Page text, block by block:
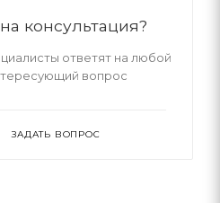
консультация?
ответят на любой
вопрос
ЗАДАТЬ ВОПРОС